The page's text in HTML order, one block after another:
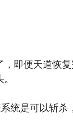
即便天道恢复
统是可以斩杀